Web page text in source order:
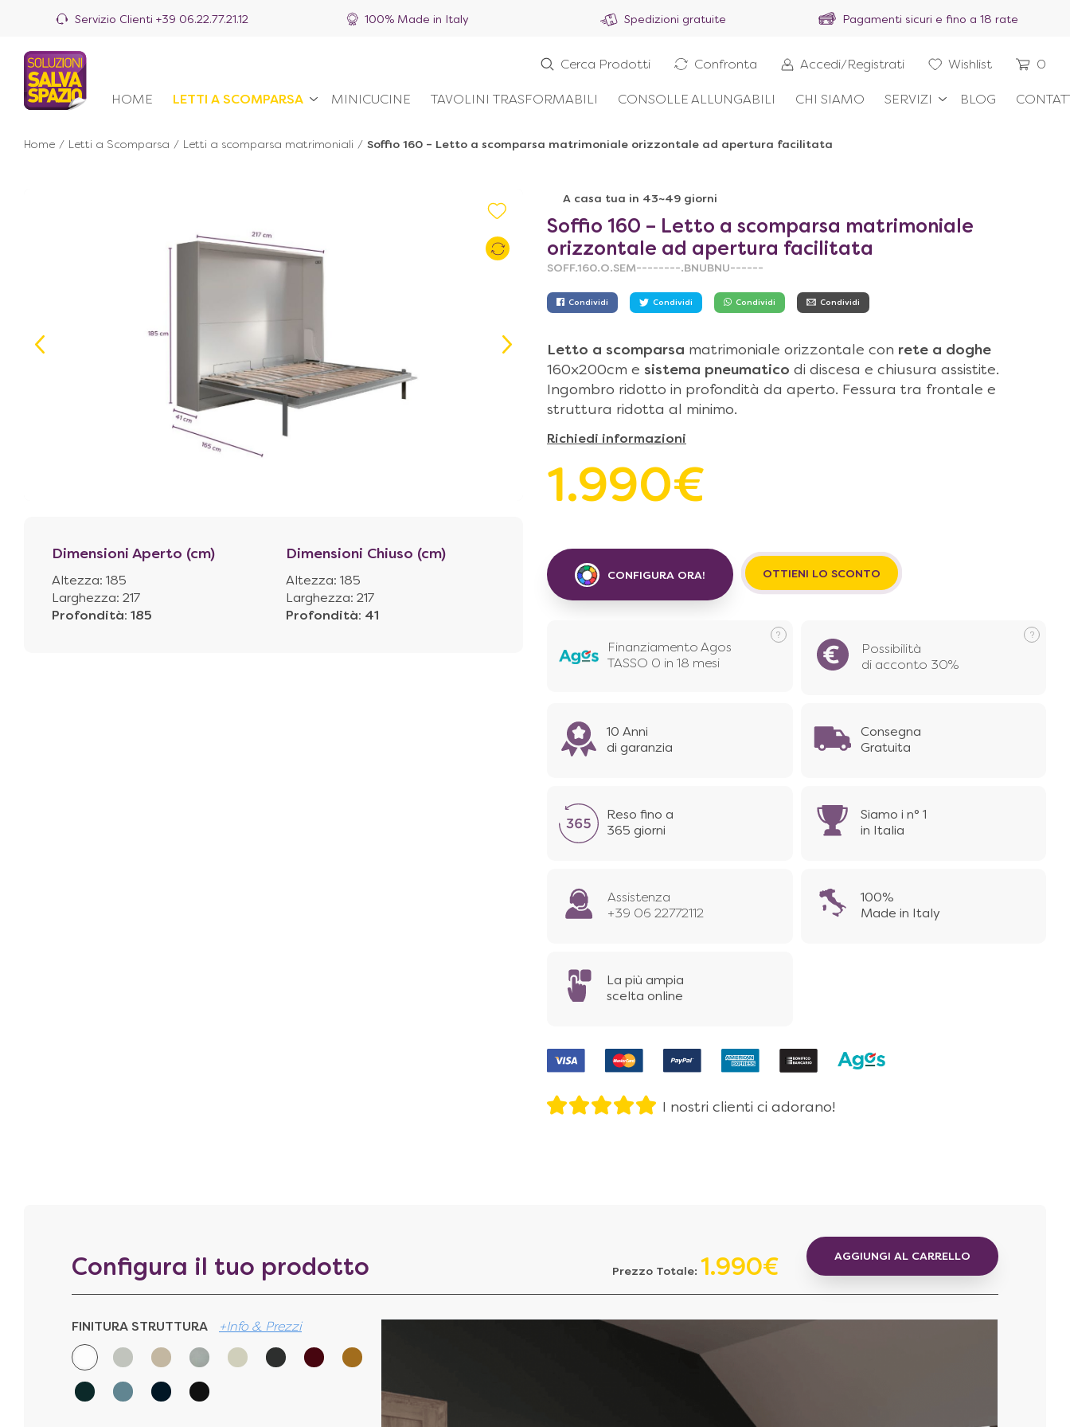
Servizio Clienti +39 06.22.77.21.12 100% Made in Italy Spedizioni gratuite Pagamenti sicuri e fino a 18 rate
HOME LETTI A SCOMPARSA MINICUCINE TAVOLINI TRASFORMABILI CONSOLLE ALLUNGABILI CHI SIAMO SERVIZI BLOG
Cerca Prodotti Confronta Accedi/Registrati Wishlist 0
Home / Letti a Scomparsa / Letti a scomparsa matrimoniali / Soffio 160 – Letto a scomparsa matrimoniale orizzontale ad apertura facilitata
Dimensioni Aperto (cm)
Altezza: 185
Larghezza: 217
Profondità: 185
Dimensioni Chiuso (cm)
Altezza: 185
Larghezza: 217
Profondità: 41
A casa tua in 43~49 giorni
Soffio 160 – Letto a scomparsa matrimoniale
orizzontale ad apertura facilitata
SOFF.160.O.SEM--------.BNUBNU------
Condividi Condividi Condividi Condividi
Letto a scomparsa matrimoniale orizzontale con rete a doghe
160x200cm e sistema pneumatico di discesa e chiusura assistite.
Ingombro ridotto in profondità da aperto. Fessura tra frontale e
struttura ridotta al minimo.
Richiedi informazioni
1.990€
CONFIGURA ORA! OTTIENI LO SCONTO
Finanziamento Agos
TASSO 0 in 18 mesi
Possibilità
di acconto 30%
10 Anni
di garanzia
Consegna
Gratuita
Reso fino a
365 giorni
Siamo i n° 1
in Italia
Assistenza
+39 06 22772112
100%
Made in Italy
La più ampia
scelta online
I nostri clienti ci adorano!
Configura il tuo prodotto Prezzo Totale: 1.990€
AGGIUNGI AL CARRELLO
FINITURA STRUTTURA +Info & Prezzi